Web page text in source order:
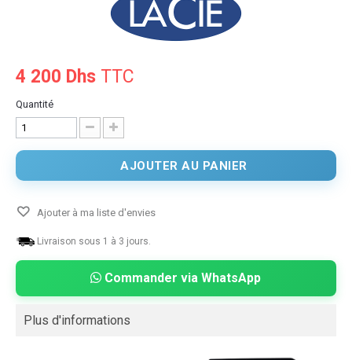
4 200 Dhs TTC
Quantité
AJOUTER AU PANIER
Ajouter à ma liste d'envies
Livraison sous 1 à 3 jours.
Commander via WhatsApp
Plus d'informations